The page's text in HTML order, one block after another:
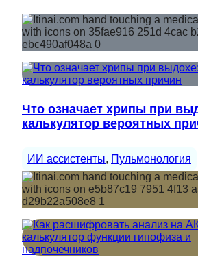
Что означает хрипы при
калькулятор вероятных
ИИ ассистенты, Пульмонология